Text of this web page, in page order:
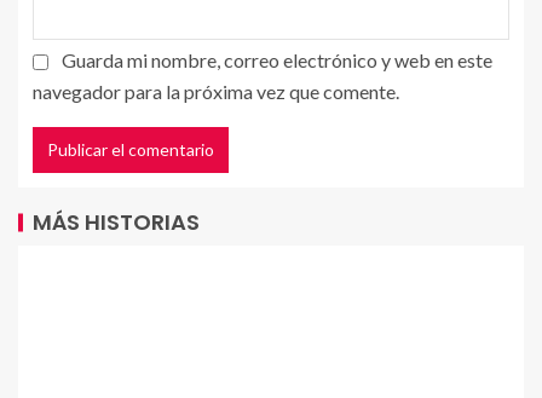
Guarda mi nombre, correo electrónico y web en este
navegador para la próxima vez que comente.
MÁS HISTORIAS